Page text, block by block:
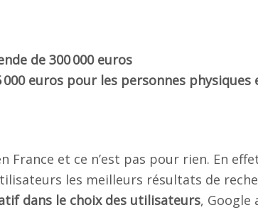
de 300 000 euros
euros pour les personnes physiques
et ce n’est pas pour rien. En
les meilleurs résultats de
dans le choix des utilisateurs, Google